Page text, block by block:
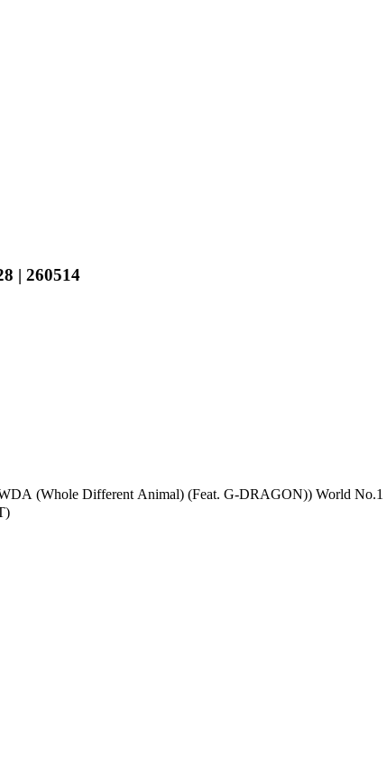
| 260514
G-DRAGON)) World No.1 Kpop Chart Show M COUNTDOWN